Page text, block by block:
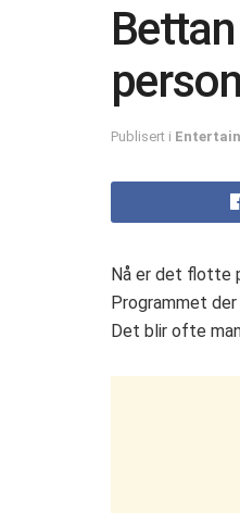
Publisert i
Nå er det flotte
Programmet
Det blir ofte